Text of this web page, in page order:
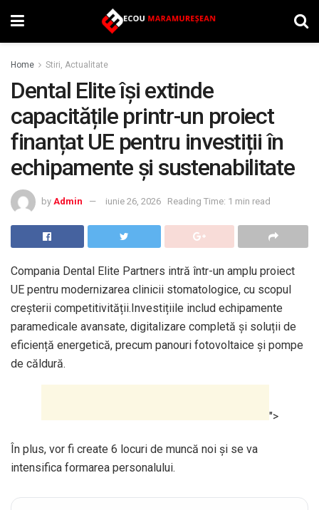
Home Stiri, Actualitate
Dental Elite își extinde
capacitățile printr-un proiect
finanțat UE pentru investiții în
echipamente și sustenabilitate
by Admin iunie 26, 2026 Reading Time: 1 min read
Compania Dental Elite Partners intră într-un amplu proiect
UE pentru modernizarea clinicii stomatologice, cu scopul
creșterii competitivității.Investițiile includ echipamente
paramedicale avansate, digitalizare completă și soluții de
eficiență energetică, precum panouri fotovoltaice și pompe
de căldură.
">
În plus, vor fi create 6 locuri de muncă noi și se va
intensifica formarea personalului.